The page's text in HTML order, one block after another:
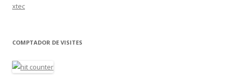
xtec
COMPTADOR DE VISITES